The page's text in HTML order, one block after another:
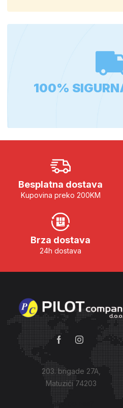
100%
Besplatna dostava
Kupovina preko 200KM
Brza dostava
24h dostava
203. brigade 27A,
Matuzići 74203
Kako do nas?